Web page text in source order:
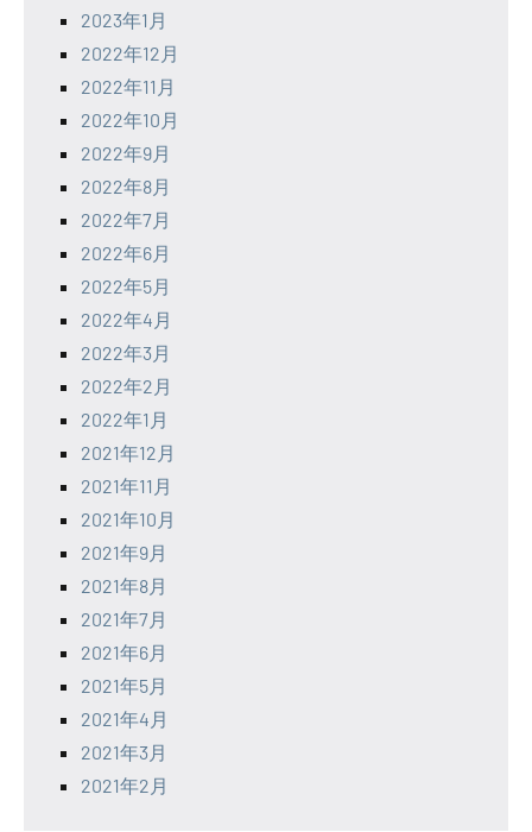
2023年1月
2022年12月
2022年11月
2022年10月
2022年9月
2022年8月
2022年7月
2022年6月
2022年5月
2022年4月
2022年3月
2022年2月
2022年1月
2021年12月
2021年11月
2021年10月
2021年9月
2021年8月
2021年7月
2021年6月
2021年5月
2021年4月
2021年3月
2021年2月